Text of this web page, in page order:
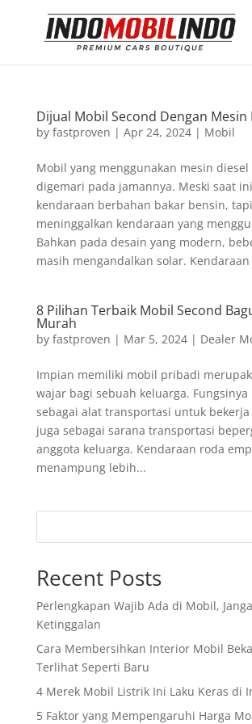
Dijual Mobil Second Dengan Mesin
by fastproven | Apr 24, 2024| Mobil
Mobil yang menggunakan mesin diesel
digemari pada jamannya. Meski saat
kendaraan berbahan bakar bensin,
meninggalkan kendaraan yang
Bahkan pada desain yang modern,
masih mengandalkan solar.
8 Pilihan Terbaik Mobil Second
Murah
by fastproven | Mar 5, 2024| Dealer
Impian memiliki mobil pribadi
wajar bagi sebuah keluarga. Fungsinya
sebagai alat transportasi untuk bekerja
juga sebagai sarana transportasi
anggota keluarga. Kendaraan roda
menampung lebih...
Recent Posts
Perlengkapan Wajib Ada di Mobil,
Ketinggalan
Cara Membersihkan Interior Mobil
Terlihat Seperti Baru
4 Merek Mobil Listrik Ini Laku Keras di
5 Faktor yang Mempengaruhi Harga